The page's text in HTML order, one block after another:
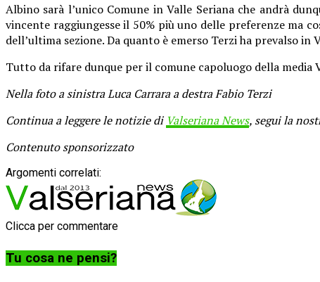
Albino sarà l’unico Comune in Valle Seriana che andrà
vincente raggiungesse il 50% più uno delle preferenze ma
dell’ultima sezione. Da quanto è emerso Terzi ha prevalso
Tutto da rifare dunque per il comune capoluogo della
Nella foto a sinistra Luca Carrara a destra Fabio Terzi
Continua a leggere le notizie di Valseriana News, segui la
Contenuto sponsorizzato
Argomenti correlati:
Clicca per commentare
Tu cosa ne pensi?